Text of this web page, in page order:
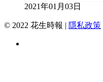
2021年01月03日
© 2022 花生時報 | 隱私政策